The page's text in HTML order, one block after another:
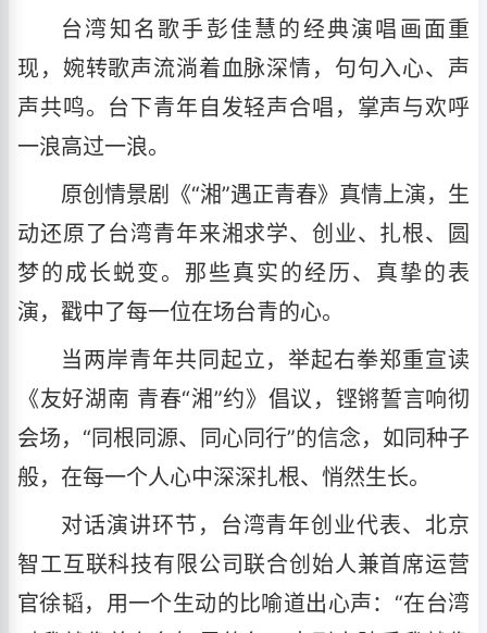
台湾知名歌手彭佳慧的经典演唱画面重
现，婉转歌声流淌着血脉深情，句句入心、声
声共鸣。台下青年自发轻声合唱，掌声与欢呼
一浪高过一浪。
原创情景剧《“湘”遇正青春》真情上演，生
动还原了台湾青年来湘求学、创业、扎根、圆
梦的成长蜕变。那些真实的经历、真挚的表
演，戳中了每一位在场台青的心。
当两岸青年共同起立，举起右拳郑重宣读
《友好湖南 青春“湘”约》倡议，铿锵誓言响彻
会场，“同根同源、同心同行”的信念，如同种子
般，在每一个人心中深深扎根、悄然生长。
对话演讲环节，台湾青年创业代表、北京
智工互联科技有限公司联合创始人兼首席运营
官徐韬，用一个生动的比喻道出心声：“在台湾